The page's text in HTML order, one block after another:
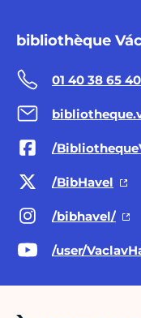
bibliothèque
01 40 38 65 40
/
/BibHavel
/bibhavel/
/user/